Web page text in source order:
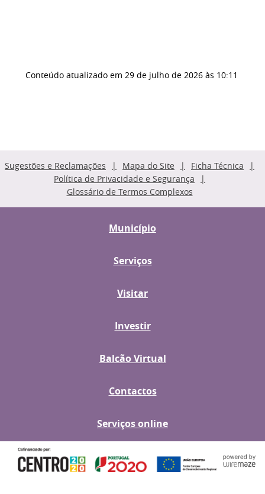
Conteúdo atualizado em 29 de julho de 2026 às 10:11
Sugestões e Reclamações Mapa do Site
Ficha Técnica
Política de Privacidade e Segurança
Glossário de Termos Complexos
Município
Serviços
Visitar
Investir
Balcão Virtual
Contactos
Serviços online